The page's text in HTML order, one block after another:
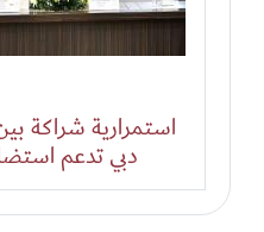
استمرارية شراكة
دبي تدعم